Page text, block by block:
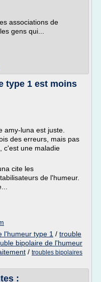
associations de
gens qui...
type 1 est moins
amy-luna est juste.
des erreurs, mais pas
c'est une maladie
cite les
de l'humeur.
l'humeur type 1 / trouble
bipolaire de l'humeur
/ troubles bipolaires
: